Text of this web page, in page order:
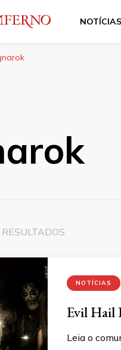
Inferno
NOTÍCIAS
NOTÍCIAS
Evil Hail
Leia o